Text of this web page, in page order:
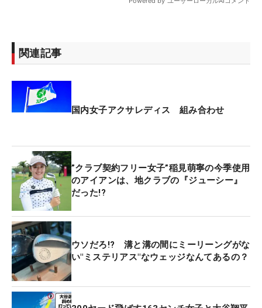
関連記事
国内女子アクサレディス 組み合わせ
”クラブ契約フリー女子”稲見萌寧の今季使用
のアイアンは、地クラブの『ジューシー』
だった!?
ウソだろ!? 溝と溝の間にミーリーングがな
い"ミステリアス"なウェッジなんてあるの？